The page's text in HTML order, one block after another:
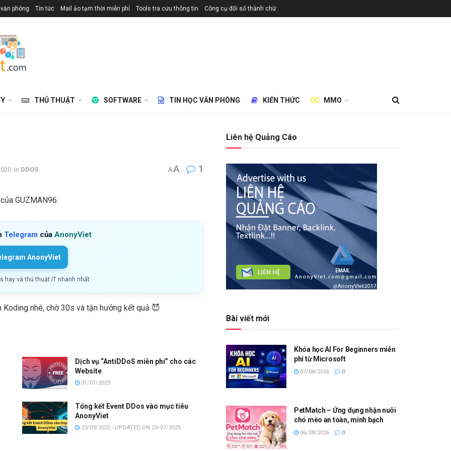
phòng Tin tức Mail ảo tạm thời miễn phí Tools tra cứu thông tin Công cụ đổi số thành chữ
THỦ THUẬT SOFTWARE TIN HỌC VĂN PHÒNG KIẾN THỨC MMO
in DDOS AA 1
GUZMAN96.
Telegram của AnonyViet
AnonyViet
hay và thủ thuật IT nhanh nhất
nhé, chờ 30s và tận hưởng kết quả 😈
Dịch vụ “AntiDDoS miễn phí” cho các
Website
31/01/2023
Tổng kết Event DDos vào mục tiêu
AnonyViet
23/09/2022 - UPDATED ON 24/07/2025
Liên hệ Quảng Cáo
Bài viết mới
Khóa học AI For Beginners miễn
phí từ Microsoft
07/08/2026 0
PetMatch – Ứng dụng nhận nuôi
chó mèo an toàn, minh bạch
06/08/2026 0